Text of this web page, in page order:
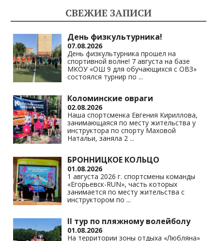
as
s
ni
ki
a
m
A
p
p
Li
n
k
СВЕЖИЕ ЗАПИСИ
День физкультурника!
07.08.2026
День физкультурника прошел на
спортивной волне! 7 августа на базе
МКОУ «ОШ 9 для обучающихся с ОВЗ»
состоялся турнир по ...
Коломинские овраги
02.08.2026
Наша спортсменка Евгения Кириллова,
занимающаяся по месту жительства у
инструктора по спорту Маховой
Натальи, заняла 2 ...
БРОННИЦКОЕ КОЛЬЦО
01.08.2026
1 августа 2026 г. спортсмены команды
«Егорьевск-RUN», часть которых
занимается по месту жительства с
инструктором по ...
II тур по пляжному волейболу
01.08.2026
На территории зоны отдыха «Любляна»